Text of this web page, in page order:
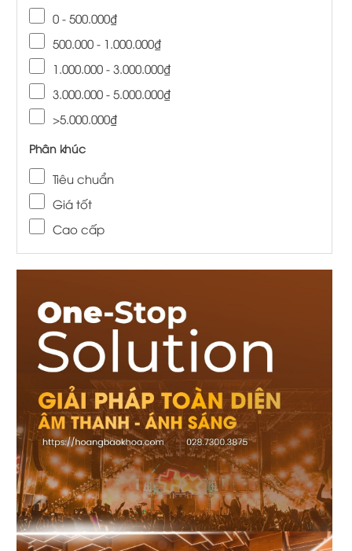
0 - 500.000₫
500.000 - 1.000.000₫
1.000.000 - 3.000.000₫
3.000.000 - 5.000.000₫
>5.000.000₫
Phân khúc
Tiêu chuẩn
Giá tốt
Cao cấp